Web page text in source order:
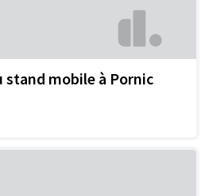
stand mobile à Pornic